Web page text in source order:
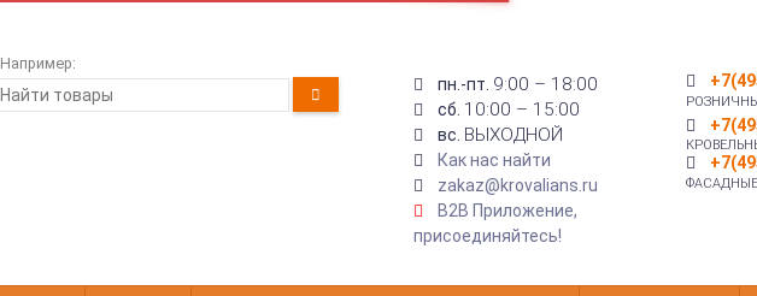
Например:
пн.-пт. 9:00 – 18:00
сб. 10:00 – 15:00
вс. ВЫХОДНОЙ
Как нас найти
zakaz@krovalians.ru
B2B Приложение,
присоединяйтесь!